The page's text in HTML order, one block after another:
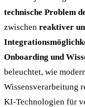
technische Problem
zwischen reaktiver
Onboarding und
beleuchtet, wie
Wissensverarbeitung
KI-Technologien für